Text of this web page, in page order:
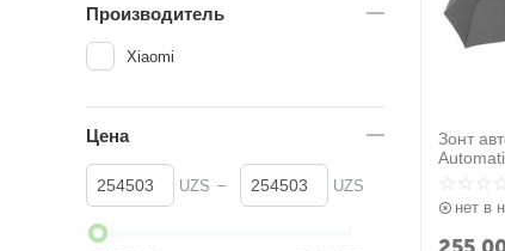
Зонт
нет в
Производитель
Xiaomi
Цена
UZS – UZS